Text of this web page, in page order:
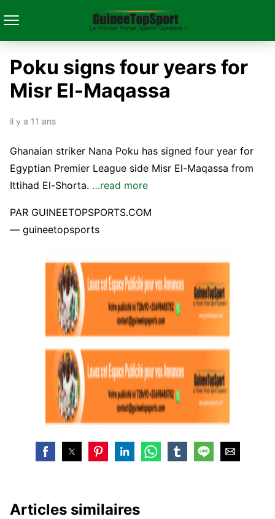
Poku signs four years for
Misr El-Maqassa
il y a 11 ans
Ghanaian striker Nana Poku has signed four year for
Egyptian Premier League side Misr El-Maqassa from
Ittihad El-Shorta. …read more
PAR GUINEETOPSPORTS.COM
— guineetopsports
Articles similaires